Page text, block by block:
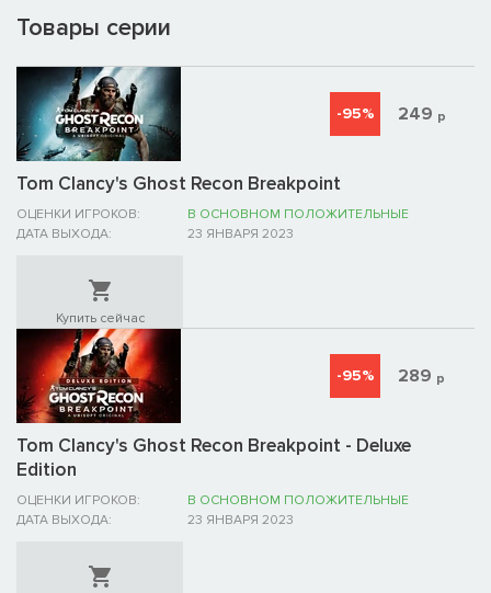
Товары серии
Tom Clancy's Ghost Recon Breakpoint
ОЦЕНКИ ИГРОКОВ:
В ОСНОВНОМ ПОЛОЖИТЕЛЬНЫЕ
ДАТА ВЫХОДА:
23 ЯНВАРЯ 2023
-95% 249 р
Купить сейчас
Tom Clancy's Ghost Recon Breakpoint - Deluxe
Edition
ОЦЕНКИ ИГРОКОВ:
В ОСНОВНОМ ПОЛОЖИТЕЛЬНЫЕ
ДАТА ВЫХОДА:
23 ЯНВАРЯ 2023
-95% 289 р